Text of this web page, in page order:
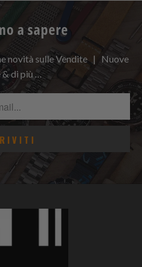
a sapere
novità sulle Vendite | Nuove
& di più …